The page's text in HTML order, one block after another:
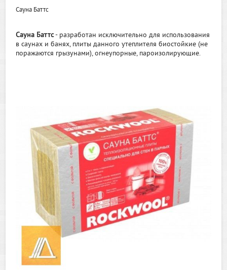
Сауна Баттс
Сауна Баттс- разработан исключительно для использования
в саунах и банях, плиты данного утеплителя биостойкие (не
поражаются грызунами), огнеупорные, пароизолирующие.